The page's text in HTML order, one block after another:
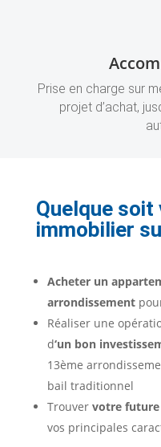
Prise en charge sur
projet d’achat,
Quelque
immobilier
Acheter un
arrondissement
Réaliser une
d‘un bon
13ème
bail traditionnel
Trouver votre
vos principales